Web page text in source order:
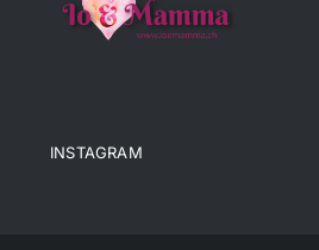
INSTAGRAM